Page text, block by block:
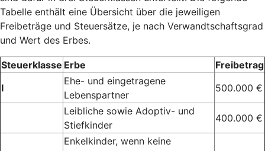
Tabelle enthält eine Übersicht über die jeweiligen
Freibeträge und Steuersätze, je nach Verwandtschaftsgrad
und Wert des Erbes.
Steuerklasse Erbe
Freibetrag
I
Ehe- und eingetragene
Lebenspartner
500.000 €
Leibliche sowie Adoptiv- und
Stiefkinder
400.000 €
Enkelkinder, wenn keine